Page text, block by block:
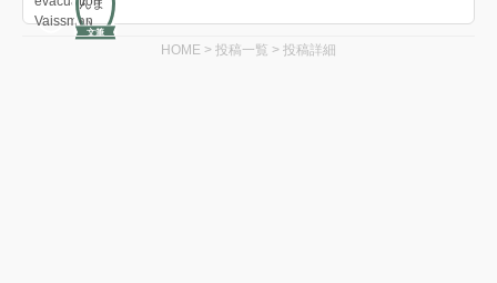
文筆
HOME > 投稿一覧 > 投稿詳細